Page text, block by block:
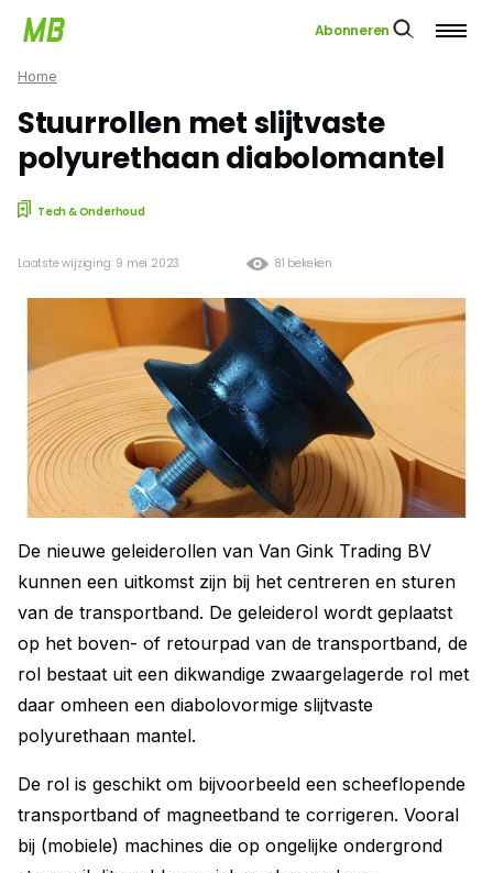
Abonneren
Home
Stuurrollen met slijtvaste
polyurethaan diabolomantel
Tech & Onderhoud
81 bekeken
Laatste wijziging: 9 mei 2023
De nieuwe geleiderollen van Van Gink Trading BV
kunnen een uitkomst zijn bij het centreren en sturen
van de transportband. De geleiderol wordt geplaatst
op het boven- of retourpad van de transportband, de
rol bestaat uit een dikwandige zwaargelagerde rol met
daar omheen een diabolovormige slijtvaste
polyurethaan mantel.
De rol is geschikt om bijvoorbeeld een scheeflopende
transportband of magneetband te corrigeren. Vooral
bij (mobiele) machines die op ongelijke ondergrond